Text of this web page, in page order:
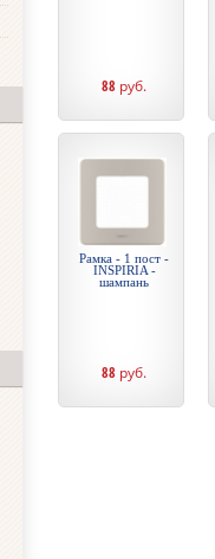
88 руб.
Рамка - 1 пост -
INSPIRIA -
шампань
88 руб.